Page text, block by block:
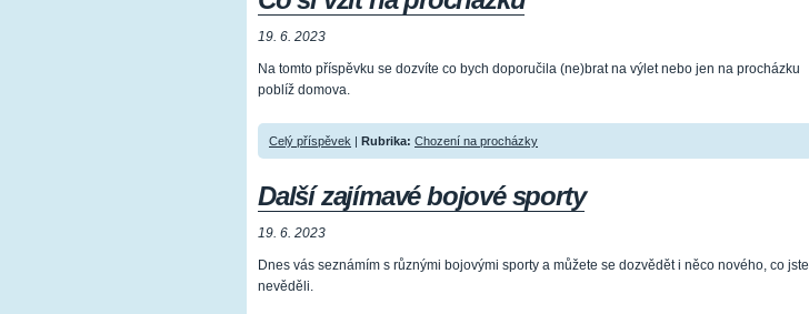
19. 6. 2023
Na tomto příspěvku se dozvíte co bych doporučila (ne)brat na výlet nebo jen na procházku
poblíž domova.
Celý příspěvek | Rubrika: Chození na procházky
Další zajímavé bojové sporty
19. 6. 2023
Dnes vás seznámím s různými bojovými sporty a můžete se dozvědět i něco nového, co jste
nevěděli.